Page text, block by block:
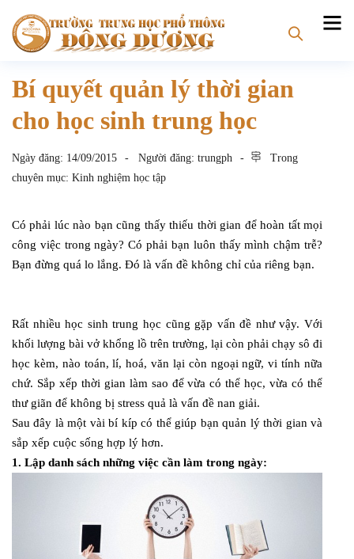
Bí quyết quản lý thời gian
cho học sinh trung học
Ngày đăng: 14/09/2015 Người đăng: trungph
Trong
chuyên mục: Kinh nghiệm học tập
Có phải lúc nào bạn cũng thấy thiếu thời gian để hoàn tất mọi
công việc trong ngày? Có phải bạn luôn thấy mình chậm trễ?
Bạn đừng quá lo lắng. Đó là vấn đề không chỉ của riêng bạn.
Rất nhiều học sinh trung học cũng gặp vấn đề như vậy. Với
khối lượng bài vở khổng lồ trên trường, lại còn phải chạy sô đi
học kèm, nào toán, lí, hoá, văn lại còn ngoại ngữ, vi tính nữa
chứ. Sắp xếp thời gian làm sao để vừa có thể học, vừa có thể
thư giãn để không bị stress quả là vấn đề nan giải.
Sau đây là một vài bí kíp có thể giúp bạn quản lý thời gian và
sắp xếp cuộc sống hợp lý hơn.
1. Lập danh sách những việc cần làm trong ngày: